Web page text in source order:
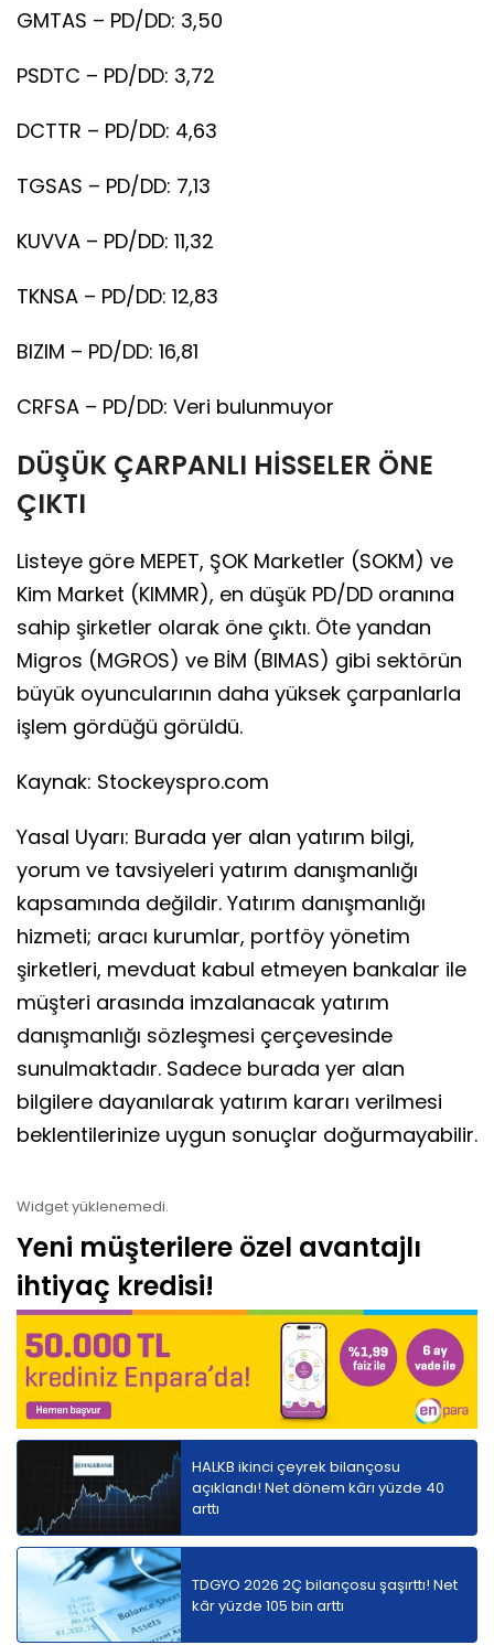
GMTAS – PD/DD: 3,50
PSDTC – PD/DD: 3,72
DCTTR – PD/DD: 4,63
TGSAS – PD/DD: 7,13
KUVVA – PD/DD: 11,32
TKNSA – PD/DD: 12,83
BIZIM – PD/DD: 16,81
CRFSA – PD/DD: Veri bulunmuyor
DÜŞÜK ÇARPANLI HİSSELER ÖNE
ÇIKTI
Listeye göre MEPET, ŞOK Marketler (SOKM) ve
Kim Market (KIMMR), en düşük PD/DD oranına
sahip şirketler olarak öne çıktı. Öte yandan
Migros (MGROS) ve BİM (BIMAS) gibi sektörün
büyük oyuncularının daha yüksek çarpanlarla
işlem gördüğü görüldü.
Kaynak: Stockeyspro.com
Yasal Uyarı: Burada yer alan yatırım bilgi,
yorum ve tavsiyeleri yatırım danışmanlığı
kapsamında değildir. Yatırım danışmanlığı
hizmeti; aracı kurumlar, portföy yönetim
şirketleri, mevduat kabul etmeyen bankalar ile
müşteri arasında imzalanacak yatırım
danışmanlığı sözleşmesi çerçevesinde
sunulmaktadır. Sadece burada yer alan
bilgilere dayanılarak yatırım kararı verilmesi
beklentilerinize uygun sonuçlar doğurmayabilir.
Yeni müşterilere özel avantajlı
ihtiyaç kredisi!
HALKB ikinci çeyrek bilançosu
açıklandı! Net dönem kârı yüzde 40
arttı
TDGYO 2026 2Ç bilançosu şaşırttı! Net
kâr yüzde 105 bin arttı